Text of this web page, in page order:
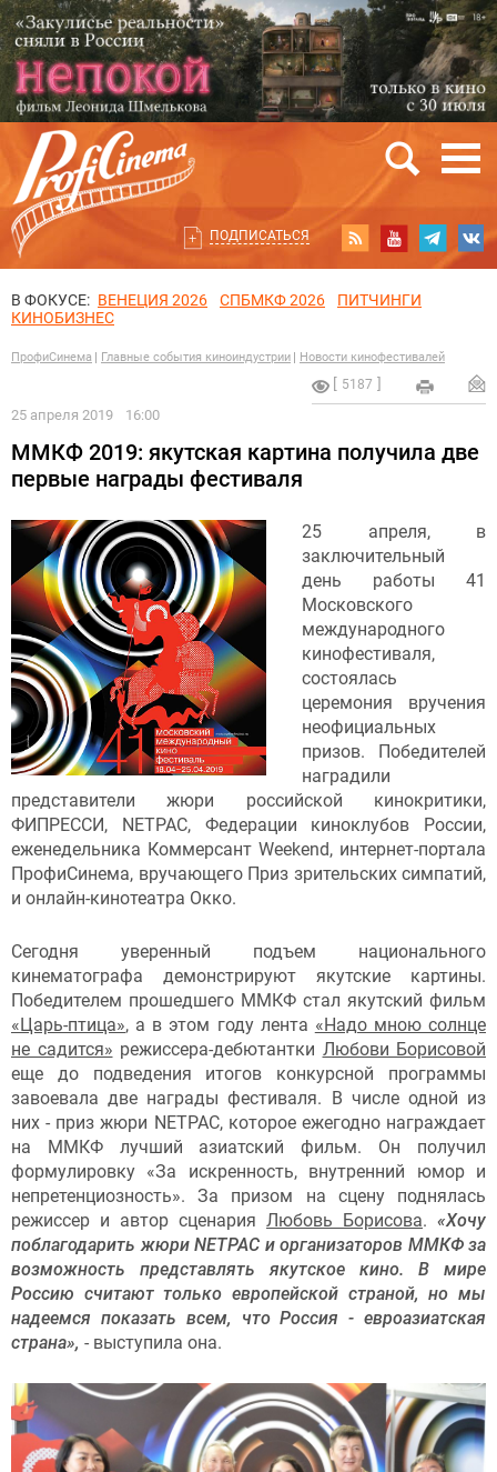
ПОДПИСАТЬСЯ
В ФОКУСЕ: ВЕНЕЦИЯ 2026 СПБМКФ 2026
ПИТЧИНГИ
КИНОБИЗНЕС
ПрофиСинема Главные события киноиндустрии Новости кинофестивалей
5187
25 апреля 2019 16:00
ММКФ 2019: якутская картина получила две
первые награды фестиваля
25 апреля, в
заключительный
день работы 41
Московского
международного
кинофестиваля,
состоялась
церемония вручения
неофициальных
призов. Победителей
наградили
представители жюри российской кинокритики,
ФИПРЕССИ, NETPAC, Федерации киноклубов России,
еженедельника Коммерсант Weekend, интернет-портала
ПрофиСинема, вручающего Приз зрительских симпатий,
и онлайн-кинотеатра Окко.
Сегодня уверенный подъем национального
кинематографа демонстрируют якутские картины.
Победителем прошедшего ММКФ стал якутский фильм
«Царь-птица», а в этом году лента «Надо мною солнце
не садится» режиссера-дебютантки Любови Борисовой
еще до подведения итогов конкурсной программы
завоевала две награды фестиваля. В числе одной из
них - приз жюри NETPAC, которое ежегодно награждает
на ММКФ лучший азиатский фильм. Он получил
формулировку «За искренность, внутренний юмор и
непретенциозность». За призом на сцену поднялась
режиссер и автор сценария Любовь Борисова. «Хочу
поблагодарить жюри NETPAC и организаторов ММКФ за
возможность представлять якутское кино. В мире
Россию считают только европейской страной, но мы
надеемся показать всем, что Россия - евроазиатская
страна», - выступила она.